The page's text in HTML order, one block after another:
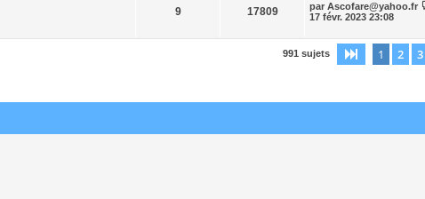
9 17809 par Ascofare@yahoo.fr
17 févr. 2023 23:08
991 sujets Page sur40
1 2 3